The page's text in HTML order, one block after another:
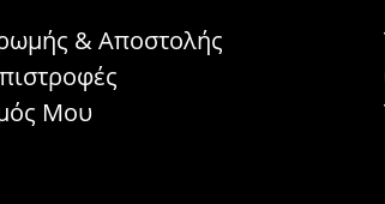
& Αποστολής
Μου